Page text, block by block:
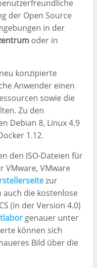
der Open Source
in der
oder in
konzipierte
Anwender einen
sowie die
Zu den
Debian 8, Linux 4.9
1.12.
den ISO-Dateien für
VMware, VMware
zur
die kostenlose
(in der Version 4.0)
genauer unter
können sich
Bild über die